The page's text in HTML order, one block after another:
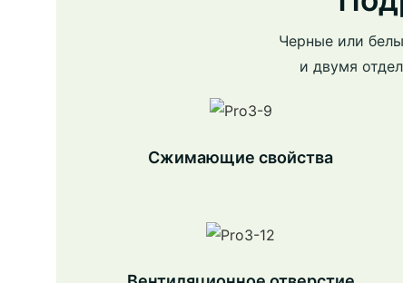
Черные или
и двумя
Сжимающие свойства